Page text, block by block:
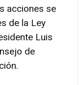
acciones se
de la Ley
Luis
de